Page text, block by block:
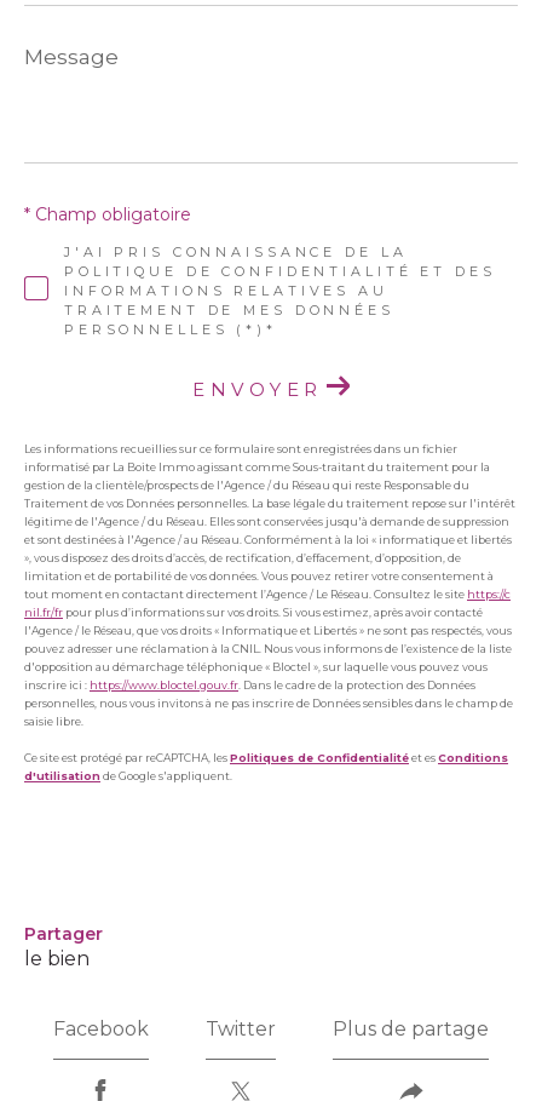
Message
*
J'AI PRIS CONNAISSANCE DE LA
POLITIQUE DE CONFIDENTIALITÉ ET DES
INFORMATIONS RELATIVES AU
TRAITEMENT DE MES DONNÉES
PERSONNELLES (*)*
* Champ obligatoire
ENVOYER
Les informations recueillies sur ce formulaire sont enregistrées dans un fichier
informatisé par La Boite Immo agissant comme Sous-traitant du traitement pour la
gestion de la clientèle/prospects de l'Agence / du Réseau qui reste Responsable du
Traitement de vos Données personnelles. La base légale du traitement repose sur l'intérêt
légitime de l'Agence / du Réseau. Elles sont conservées jusqu'à demande de suppression
et sont destinées à l'Agence / au Réseau. Conformément à la loi « informatique et libertés
», vous disposez des droits d’accès, de rectification, d’effacement, d’opposition, de
limitation et de portabilité de vos données. Vous pouvez retirer votre consentement à
tout moment en contactant directement l’Agence / Le Réseau. Consultez le site https://c
nil.fr/fr pour plus d’informations sur vos droits. Si vous estimez, après avoir contacté
l'Agence / le Réseau, que vos droits « Informatique et Libertés » ne sont pas respectés, vous
pouvez adresser une réclamation à la CNIL. Nous vous informons de l’existence de la liste
d'opposition au démarchage téléphonique « Bloctel », sur laquelle vous pouvez vous
inscrire ici : https://www.bloctel.gouv.fr. Dans le cadre de la protection des Données
personnelles, nous vous invitons à ne pas inscrire de Données sensibles dans le champ de
saisie libre.
Ce site est protégé par reCAPTCHA, lesPolitiques de Confidentialitéet esConditions
d'utilisation de Google s'appliquent.
partager
le bien
Facebook Twitter Plus de partage